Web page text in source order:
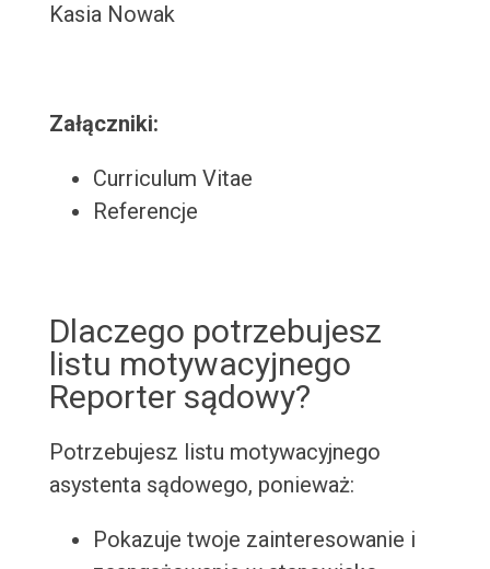
Kasia Nowak
Załączniki:
Curriculum Vitae
Referencje
Dlaczego potrzebujesz
listu motywacyjnego
Reporter sądowy?
Potrzebujesz listu motywacyjnego
asystenta sądowego, ponieważ:
Pokazuje twoje zainteresowanie i